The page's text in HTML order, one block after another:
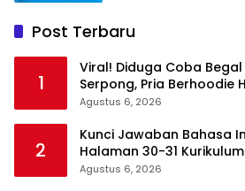
Post Terbaru
1
Viral! Diduga Coba
Serpong, Pria Berhoodie
Warga dan Polisi
Agustus 6, 2026
2
Kunci Jawaban Bahasa
Halaman 30-31
Teks Kepala Suku Len
Agustus 6, 2026